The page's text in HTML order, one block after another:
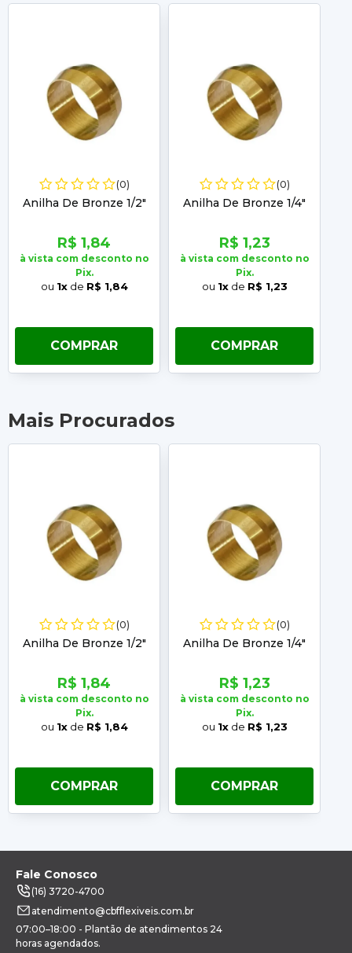
(0)
Anilha De Bronze 1/2"
R$ 1,84
à vista com desconto no
Pix.
ou 1xde R$ 1,84
COMPRAR
(0)
Anilha De Bronze 1/4"
R$ 1,23
à vista com desconto no
Pix.
ou 1xde R$ 1,23
COMPRAR
Mais Procurados
(0)
Anilha De Bronze 1/2"
R$ 1,84
à vista com desconto no
Pix.
ou 1xde R$ 1,84
COMPRAR
(0)
Anilha De Bronze 1/4"
R$ 1,23
à vista com desconto no
Pix.
ou 1xde R$ 1,23
COMPRAR
Fale Conosco
(16) 3720-4700
atendimento@cbfflexiveis.com.br
07:00–18:00 - Plantão de atendimentos 24
horas agendados.